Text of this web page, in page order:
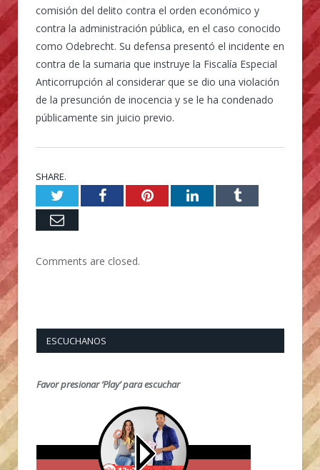
comisión del delito contra el orden económico y
contra la administración pública, en el caso conocido
como Odebrecht. Su defensa presentó el incidente en
contra de la sumaria que instruye la Fiscalía Especial
Anticorrupción al considerar que se dio una violación
de la presunción de inocencia y se le ha condenado
públicamente sin juicio previo.
SHARE.
TwitterFacebookPinterestLinkedInTumblr
Email
Comments are closed.
ESCUCHANOS
Favor presionar ‘Play’ para escuchar